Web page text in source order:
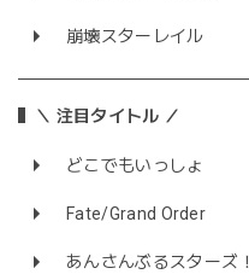
崩壊スターレイル
＼ 注目タイトル ／
どこでもいっしょ
Fate/Grand Order
あんさんぶるスターズ！